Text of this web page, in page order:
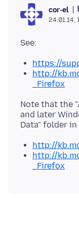
cor-el
24.01.14,
https://
http://
_Firefox
Note that the
and later
http://
http://
_Firefox